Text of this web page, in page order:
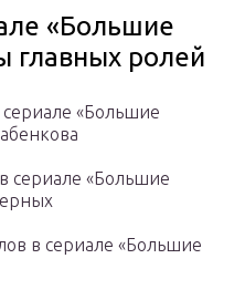
«Большие
главных ролей
сериале «Большие
сериале «Большие
в сериале «Большие